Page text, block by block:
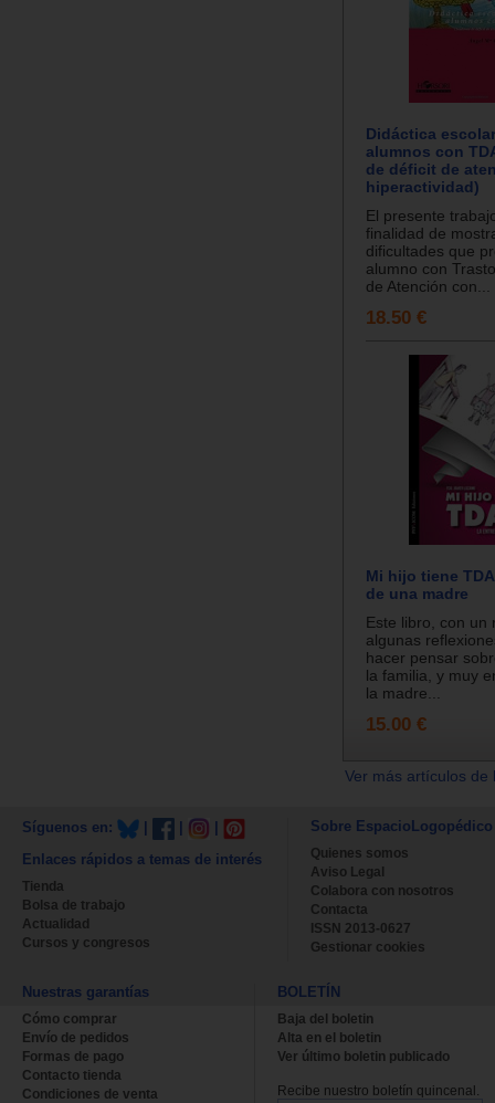
Didáctica
alumnos con
de déficit de
hiperactividad)
El presente
finalidad de
dificultades que
alumno con
de Atención con...
18.50 €
Mi hijo tiene
de una madre
Este libro, con un
algunas
hacer pensar
la familia, y muy
la madre...
15.00 €
Ver más artículos
Síguenos en:
Enlaces rápidos a temas de interés
Tienda
Bolsa de trabajo
Actualidad
Cursos y congresos
Sobre EspacioLogopédico
Quienes somos
Aviso Legal
Colabora con nosotros
Contacta
ISSN 2013-0627
Gestionar cookies
Nuestras garantías
Cómo comprar
Envío de pedidos
Formas de pago
Contacto tienda
Condiciones de venta
BOLETÍN
Baja del boletin
Alta en el boletin
Ver último boletin publicado
Recibe nuestro boletín quincenal.